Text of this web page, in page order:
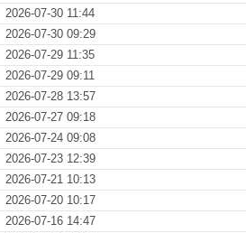
2026-07-30 11:44
2026-07-30 09:29
2026-07-29 11:35
2026-07-29 09:11
2026-07-28 13:57
2026-07-27 09:18
2026-07-24 09:08
2026-07-23 12:39
2026-07-21 10:13
2026-07-20 10:17
2026-07-16 14:47